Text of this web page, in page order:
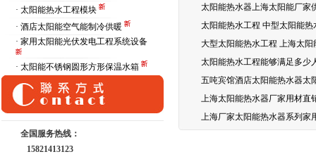
· 太阳能热水工程模块
· 酒店太阳能空气能制冷供暖
· 家用太阳能光伏发电工程系统设备
· 太阳能不锈钢圆形方形保温水箱
全国服务热线：
15821413123
太阳能热水器上海太阳能厂家
太阳能热水工程 中型太阳能热
大型太阳能热水工程 上海太阳
太阳能热水工程能够满足多少
五吨宾馆酒店太阳能热水器太
上海太阳能热水器厂家用材直
上海厂家太阳能热水器系列家